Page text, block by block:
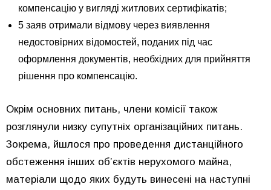
компенсацію у вигляді житлових сертифікатів;
5 заяв отримали відмову через виявлення
недостовірних відомостей, поданих під час
оформлення документів, необхідних для прийняття
рішення про компенсацію.
Окрім основних питань, члени комісії також
розглянули низку супутніх організаційних питань.
Зокрема, йшлося про проведення дистанційного
обстеження інших об’єктів нерухомого майна,
матеріали щодо яких будуть винесені на наступні